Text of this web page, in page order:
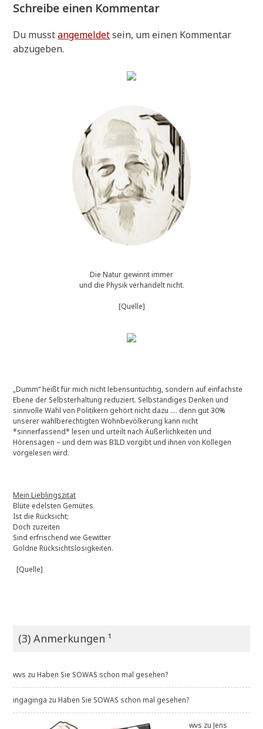
Schreibe einen Kommentar
Du musstangemeldetsein, um einen Kommentar
abzugeben.
Die Natur gewinnt immer
und die Physik verhandelt nicht.
[Quelle]
„Dumm“ heißt für mich nicht lebensuntüchtig, sondern auf einfachste
Ebene der Selbsterhaltung reduziert. Selbständiges Denken und
sinnvolle Wahl von Politikern gehört nicht dazu …. denn gut 30%
unserer wahlberechtigten Wohnbevölkerung kann nicht
*sinnerfassend* lesen und urteilt nach Äußerlichkeiten und
Hörensagen – und dem was BILD vorgibt und ihnen von Kollegen
vorgelesen wird.
Mein Lieblingszitat
Blüte edelsten Gemütes
Ist die Rücksicht;
Doch zuzeiten
Sind erfrischend wie Gewitter
Goldne Rücksichtslosigkeiten.
[Quelle]
(3) Anmerkungen ¹
wvs zuHaben Sie SOWAS schon mal gesehen?
ingaginga zuHaben Sie SOWAS schon mal gesehen?
wvs zuJens